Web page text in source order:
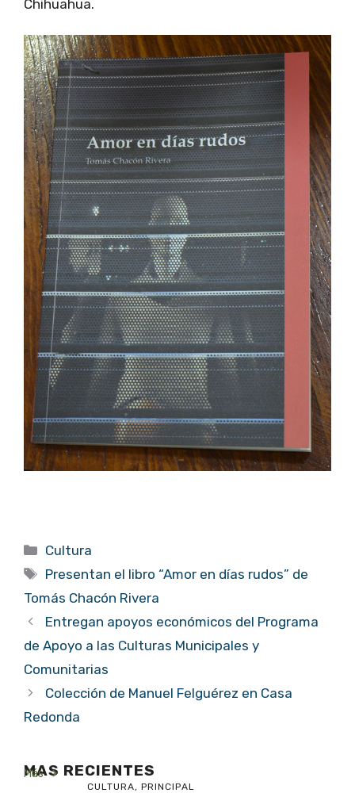
Chihuahua.
Categorías
Cultura
Etiquetas
Presentan el libro “Amor en días rudos” de
Tomás Chacón Rivera
Entregan apoyos económicos del Programa
de Apoyo a las Culturas Municipales y
Comunitarias
Colección de Manuel Felguérez en Casa
Redonda
MAS RECIENTES
Más
CULTURA, PRINCIPAL